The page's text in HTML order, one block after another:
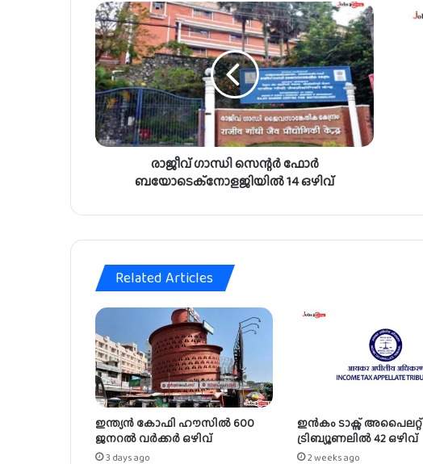
രാ
ജീ
വ്
ഗാ
ന്ധി
സെ
ന്റ
ർ
ഫോ
ടെ
ജി
യി
1
4
ഒ
ഴി
വ്
രാജീവ് ഗാന്ധി സെന്റർ ഫോർ
ബയോടെക്നോളജിയിൽ 14 ഒഴിവ്
8
Related Articles
ഇന്ത്യൻ കോഫി ഹൗസിൽ 600
ജനറൽ വർക്കർ ഒഴിവ്
3 days ago
ഇൻകം ടാക്സ് അപൈലറ്റ്
ട്രിബ്യൂണലിൽ 42 ഒഴിവ്
2 weeks ago